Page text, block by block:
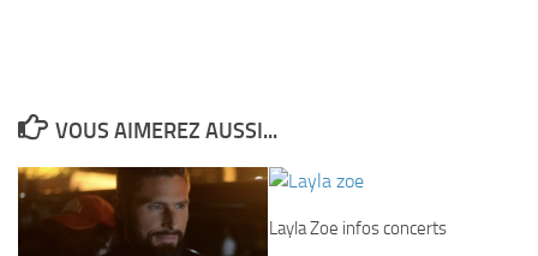
VOUS AIMEREZ AUSSI...
Layla Zoe infos concerts